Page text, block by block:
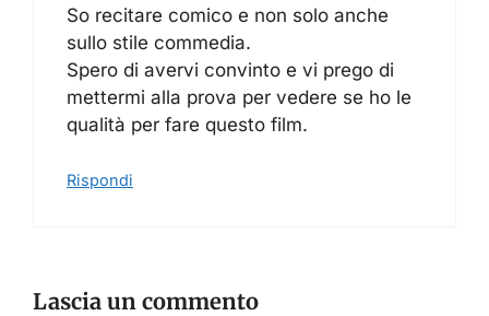
So recitare comico e non solo anche
sullo stile commedia.
Spero di avervi convinto e vi prego di
mettermi alla prova per vedere se ho le
qualità per fare questo film.
Rispondi
Lascia un commento